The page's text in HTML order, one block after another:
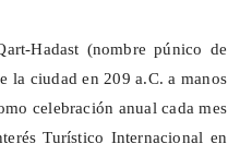
Hadast (nombre púnico de
la ciudad en 209 a.C. a manos
celebración anual cada mes
Turístico Internacional en